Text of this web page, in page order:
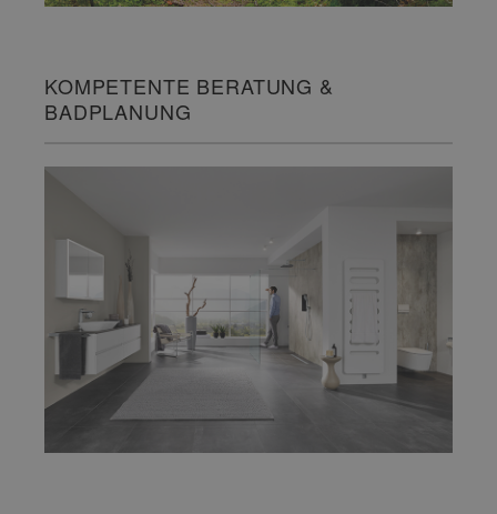
KOMPETENTE BERATUNG &
BADPLANUNG